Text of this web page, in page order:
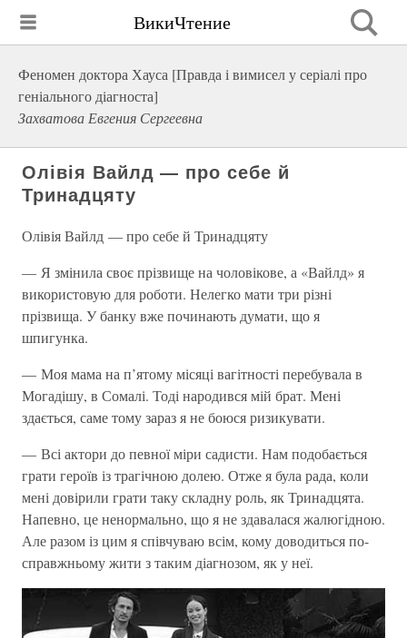
ВикиЧтение
Феномен доктора Хауса [Правда і вимисел у серіалі про
геніального діагноста]
Захватова Евгения Сергеевна
Олівія Вайлд — про себе й
Тринадцяту
Олівія Вайлд — про себе й Тринадцяту
— Я змінила своє прізвище на чоловікове, а «Вайлд» я
використовую для роботи. Нелегко мати три різні
прізвища. У банку вже починають думати, що я
шпигунка.
— Моя мама на п’ятому місяці вагітності перебувала в
Могадішу, в Сомалі. Тоді народився мій брат. Мені
здається, саме тому зараз я не боюся ризикувати.
— Всі актори до певної міри садисти. Нам подобається
грати героїв із трагічною долею. Отже я була рада, коли
мені довірили грати таку складну роль, як Тринадцята.
Напевно, це ненормально, що я не здавалася жалюгідною.
Але разом із цим я співчуваю всім, кому доводиться по-
справжньому жити з таким діагнозом, як у неї.